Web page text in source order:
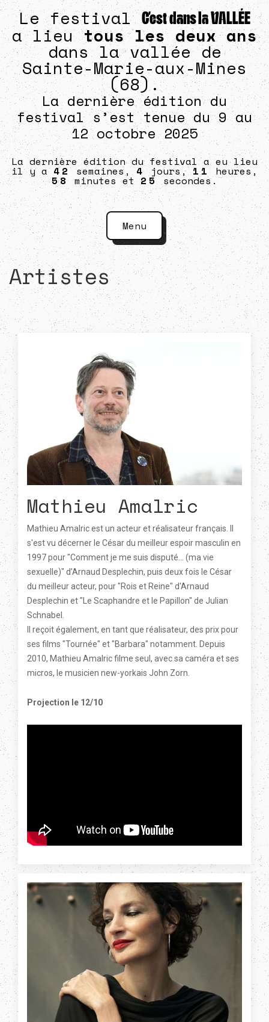
Le festivalC’est dans la VALLÉE
a lieutous les deux ans
dans la vallée de
Sainte-Marie-aux-Mines
(68).
La dernière édition du
festival s’est tenue du 9 au
12 octobre 2025
La dernière édition du festival a eu lieu
il y a 42 semaines, 4 jours,11 heures,
58 minutes et 26 secondes.
Artistes
Mathieu Amalric
Mathieu Amalric est un acteur et réalisateur français. Il
s'est vu décerner le César du meilleur espoir masculin en
1997 pour "Comment je me suis disputé… (ma vie
sexuelle)" d’Arnaud Desplechin, puis deux fois le César
du meilleur acteur, pour "Rois et Reine" d'Arnaud
Desplechin et "Le Scaphandre et le Papillon" de Julian
Schnabel.
Il reçoit également, en tant que réalisateur, des prix pour
ses films "Tournée" et "Barbara" notamment. Depuis
2010, Mathieu Amalric filme seul, avec sa caméra et ses
micros, le musicien new-yorkais John Zorn.
Projection le 12/10
Menu